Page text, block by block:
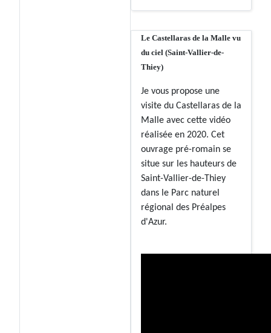
Le Castellaras de la Malle vu
du ciel (Saint-Vallier-de-
Thiey)
Je vous propose une
visite du Castellaras de la
Malle avec cette vidéo
réalisée en 2020. Cet
ouvrage pré-romain se
situe sur les hauteurs de
Saint-Vallier-de-Thiey
dans le Parc naturel
régional des Préalpes
d'Azur.